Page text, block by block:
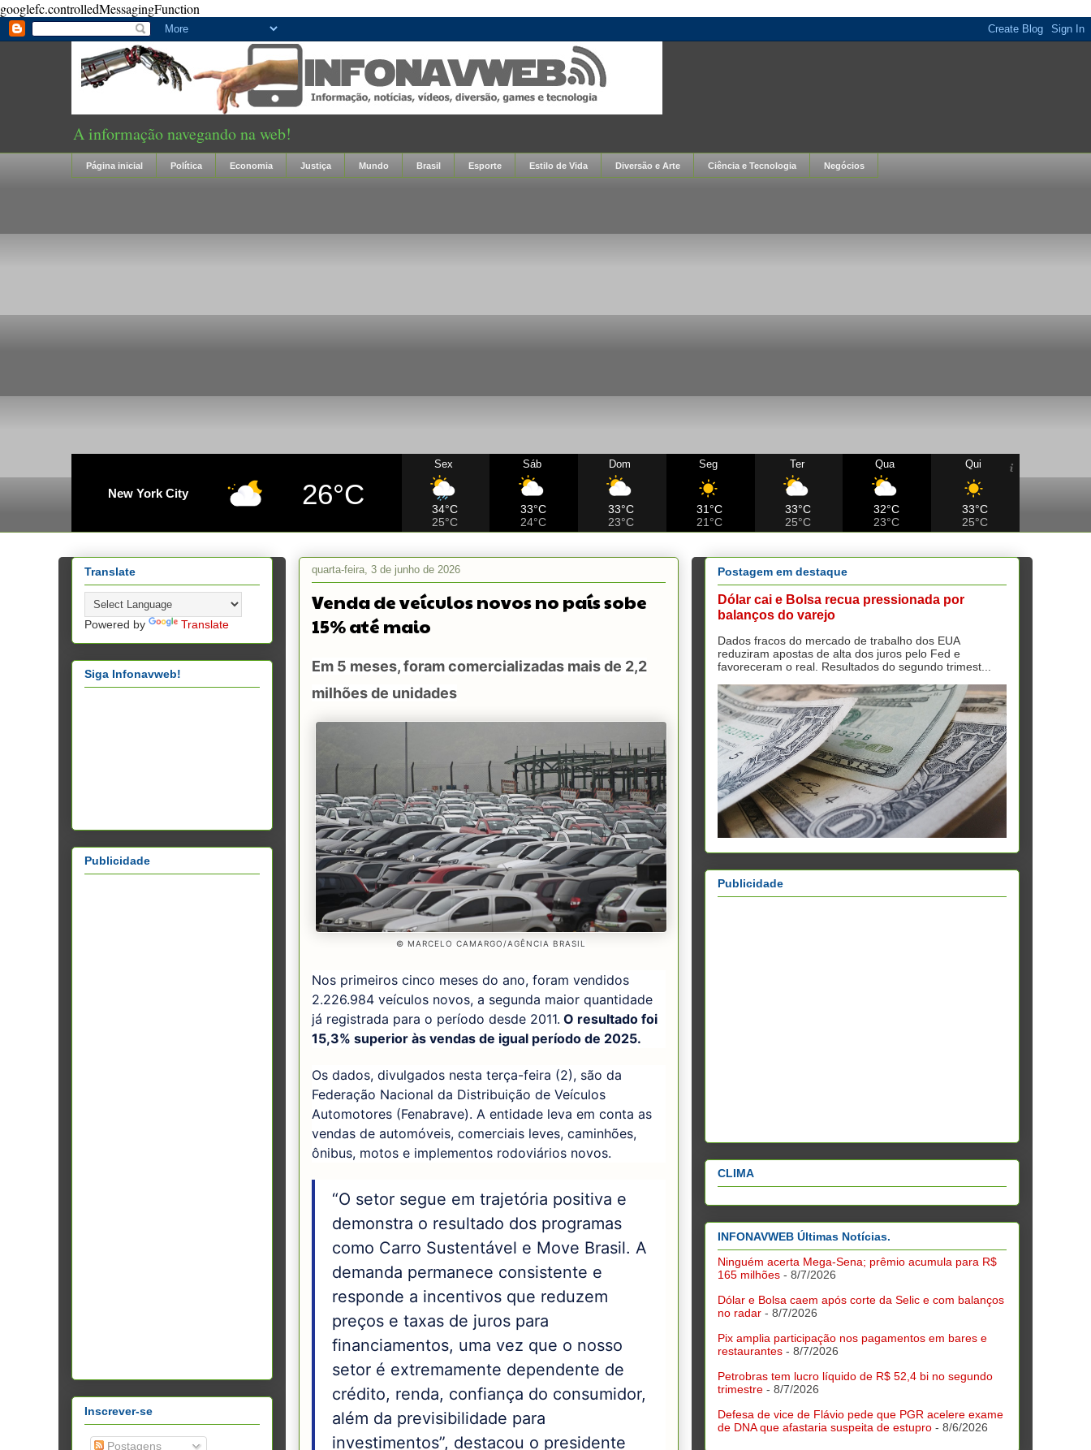
googlefc.controlledMessagingFunction
A informação navegando na web!
Página inicial Política Economia Justiça Mundo Brasil Esporte Estilo de Vida Diversão e Arte Ciência e Tecnologia Negócios
New York City 26°C
Sex
34°C
25°C
Sáb
33°C
24°C
Dom
33°C
23°C
Seg
31°C
21°C
Ter
33°C
25°C
Qua
32°C
23°C
Qui
33°C
25°C
quarta-feira, 3 de junho de 2026
Venda de veículos novos no país sobe
15% até maio
Em 5 meses, foram comercializadas mais de 2,2
milhões de unidades
© MARCELO CAMARGO/AGÊNCIA BRASIL
Nos primeiros cinco meses do ano, foram vendidos
2.226.984 veículos novos, a segunda maior quantidade
já registrada para o período desde 2011. O resultado foi
15,3% superior às vendas de igual período de 2025.
Os dados, divulgados nesta terça-feira (2), são da
Federação Nacional da Distribuição de Veículos
Automotores (Fenabrave). A entidade leva em conta as
vendas de automóveis, comerciais leves, caminhões,
ônibus, motos e implementos rodoviários novos.
“O setor segue em trajetória positiva e
demonstra o resultado dos programas
como Carro Sustentável e Move Brasil. A
demanda permanece consistente e
responde a incentivos que reduzem
preços e taxas de juros para
financiamentos, uma vez que o nosso
setor é extremamente dependente de
crédito, renda, confiança do consumidor,
além da previsibilidade para
investimentos”, destacou o presidente
Translate
Powered by Translate
Siga Infonavweb!
Publicidade
Inscrever-se
Postagens
Postagem em destaque
Dólar cai e Bolsa recua pressionada por
balanços do varejo
Dados fracos do mercado de trabalho dos EUA
reduziram apostas de alta dos juros pelo Fed e
favoreceram o real. Resultados do segundo trimest...
Publicidade
CLIMA
INFONAVWEB Últimas Notícias.
Ninguém acerta Mega-Sena; prêmio acumula para R$
165 milhões - 8/7/2026
Dólar e Bolsa caem após corte da Selic e com balanços
no radar - 8/7/2026
Pix amplia participação nos pagamentos em bares e
restaurantes - 8/7/2026
Petrobras tem lucro líquido de R$ 52,4 bi no segundo
trimestre - 8/7/2026
Defesa de vice de Flávio pede que PGR acelere exame
de DNA que afastaria suspeita de estupro - 8/6/2026